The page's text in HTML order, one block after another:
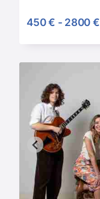
450 € - 2800 €